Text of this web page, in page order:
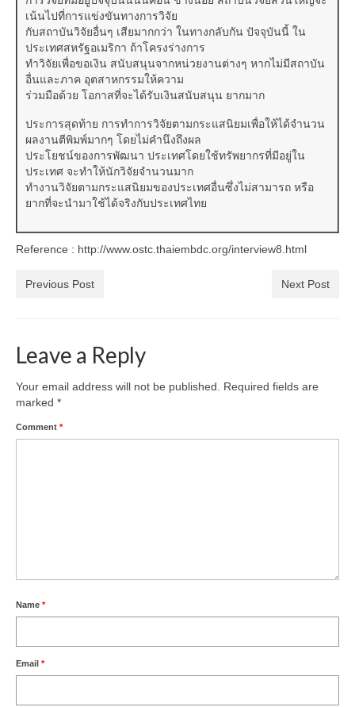
เน้นไปที่การแข่งขันทางการวิจัย
กับสถาบันวิจัยอื่นๆ เสียมากกว่า ในทางกลับกัน ปัจจุบันนี้ ใน
ประเทศสหรัฐอเมริกา ถ้าโครงร่างการ
ทำวิจัยเพื่อขอเงิน สนับสนุนจากหน่วยงานต่างๆ หากไม่มีสถาบัน
อื่นและภาค อุตสาหกรรมให้ความ
ร่วมมือด้วย โอกาสที่จะได้รับเงินสนับสนุน ยากมาก
ประการสุดท้าย การทำการวิจัยตามกระแสนิยมเพื่อให้ได้จำนวน
ผลงานตีพิมพ์มากๆ โดยไม่คำนึงถึงผล
ประโยชน์ของการพัฒนา ประเทศโดยใช้ทรัพยากรที่มีอยู่ใน
ประเทศ จะทำให้นักวิจัยจำนวนมาก
ทำงานวิจัยตามกระแสนิยมของประเทศอื่นซึ่งไม่สามารถ หรือ
ยากที่จะนำมาใช้ได้จริงกับประเทศไทย
Reference : http://www.ostc.thaiembdc.org/interview8.html
Previous Post Next Post
Leave a Reply
Your email address will not be published.
Required fields are
marked *
Comment *
Name *
Email *